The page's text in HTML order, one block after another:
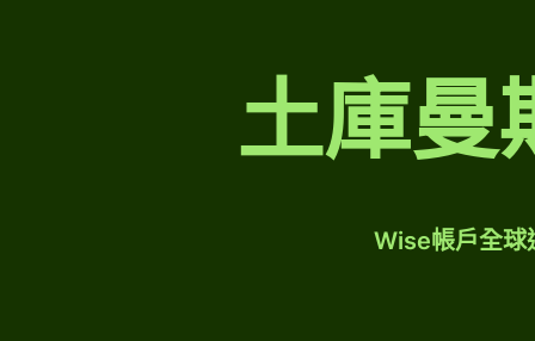
土庫曼
Wise帳戶全球